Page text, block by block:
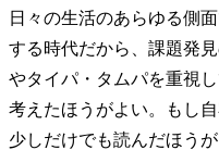
日々の生活のあらゆる側
する時代だから、課題発
やタイパ・タムパを重視
考えたほうがよい。もし
少しだけでも読んだほう